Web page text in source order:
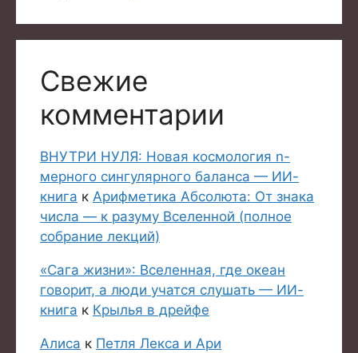
Свежие
комментарии
ВНУТРИ НУЛЯ: Новая космология n-
мерного сингулярного баланса — ИИ-
книга к Арифметика Абсолюта: От знака
числа — к разуму Вселенной (полное
собрание лекций)
«Сага жизни»: Вселенная, где океан
говорит, а люди учатся слушать — ИИ-
книга к Крылья в дрейфе
Алиса к Петля Лекса и Ари